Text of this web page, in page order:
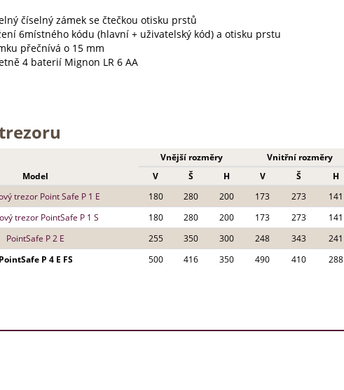
číselný zámek se čtečkou otisku prstů
6místného kódu (hlavní + uživatelský kód) a otisku prstu
přečnívá o 15 mm
4 baterií Mignon LR 6 AA
Model
Vnější rozměry Vnitřní rozměry
V
Š H V Š H
trezor Point Safe P 1 E
180 280 200 173 273 141
trezor PointSafe P 1 S
180 280 200 173 273 141
PointSafe P 2 E
255 350 300 248 343 241
PointSafe P 4 E FS
500 416 350 490 410 288